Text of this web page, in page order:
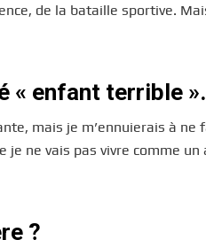
de la bataille sportive.
« enfant terrible
mais je m’ennuierais à ne
je ne vais pas vivre comme
?